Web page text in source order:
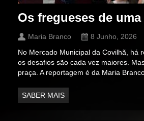
Os fregueses de
Maria Branco 8 Junho, 2026
No Mercado Municipal da Covilhã, há
os desafios são cada vez maiores.
praça. A reportagem é da Maria
SABER MAIS